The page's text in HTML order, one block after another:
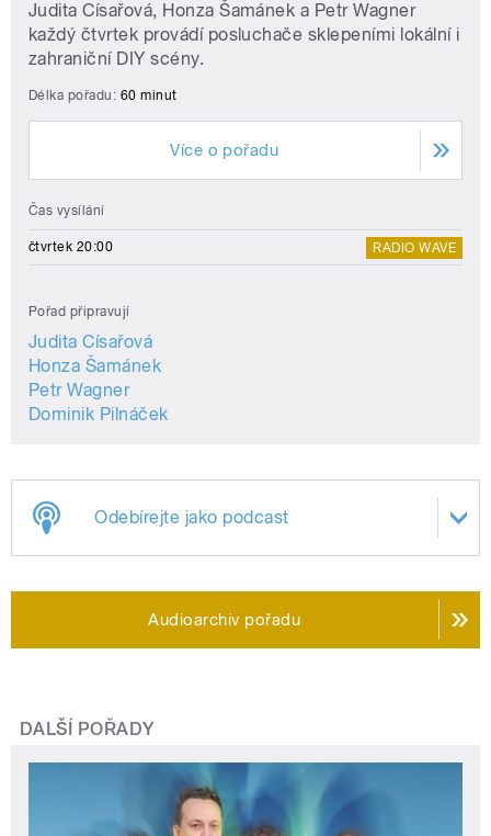
Judita Císařová, Honza Šamánek a Petr Wagner
každý čtvrtek provádí posluchače sklepeními lokální i
zahraniční DIY scény.
Délka pořadu: 60 minut
Více o pořadu
Čas vysílání
čtvrtek 20:00 RADIO WAVE
Pořad připravují
Judita Císařová
Honza Šamánek
Petr Wagner
Dominik Pilnáček
Odebírejte jako podcast
Audioarchiv pořadu
DALŠÍ POŘADY